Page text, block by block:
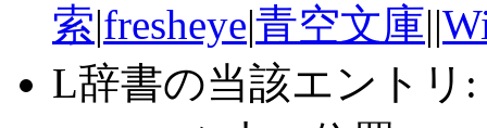
索|fresheye|青空文庫||
L辞書の当該エントリ: